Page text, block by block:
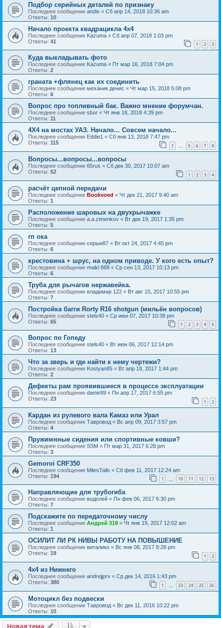
Подбор серийных деталей по признаку
Последнее сообщение andis « Сб апр 14, 2018 10:36 am
Ответы: 10
Начало проекта квадрацикла 4x4
Последнее сообщение Kazuma « Сб апр 07, 2018 1:03 pm
Ответы: 41 1 2 3
Куда выкладывать фото
Последнее сообщение Kazuma « Пт мар 16, 2018 7:04 pm
Ответы: 2
граната +флянец как их соединить
Последнее сообщение механик денис « Чт мар 15, 2018 5:08 pm
Ответы: 6
Вопрос про топливный бак. Важно мнение форумчан.
Последнее сообщение sbor « Чт янв 18, 2018 4:39 pm
Ответы: 11
4Х4 на мостах УАЗ. Начало... Совсем начало...
Последнее сообщение Eddie1 « Сб янв 13, 2018 7:47 pm
Ответы: 115 1 … 5 6 7 8
Вопросы...вопросы...вопросы
Последнее сообщение 65rus « Сб дек 30, 2017 10:07 am
Ответы: 52 1 2 3 4
расчёт цепной передачи
Последнее сообщение Bookvoed « Чт дек 21, 2017 9:40 am
Ответы: 1
Расположение шаровых на двухрычажке
Последнее сообщение a.a.zimenkov « Вт дек 19, 2017 1:35 pm
Ответы: 5
гп ока
Последнее сообщение серыи87 « Вт окт 24, 2017 4:45 pm
Ответы: 6
крестовина + шрус, на одном приводе. У кого есть опыт?
Последнее сообщение maikl 888 « Ср сен 13, 2017 10:13 pm
Ответы: 6
Труба для рычагов нержавейка.
Последнее сообщение владимир 122 « Вт авг 15, 2017 10:55 pm
Ответы: 7
Постройка багги Rorty R16 shotgun (мильён вопросов)
Последнее сообщение stels40 « Ср июн 07, 2017 10:38 pm
Ответы: 65 1 2 3 4 5
Вопрос по Гопеду
Последнее сообщение stels40 « Вт июн 06, 2017 12:14 pm
Ответы: 13
Что за зверь и где найти к нему чертежи?
Последнее сообщение Kostyan85 « Вт апр 18, 2017 1:44 pm
Ответы: 2
Дефекты рам проявившиеся в процессе эксплуатации
Последнее сообщение damir89 « Пн апр 17, 2017 6:55 pm
Ответы: 23 1 2
Кардан из рулевого вала Камаз или Урал
Последнее сообщение Тавровод « Вс апр 09, 2017 3:57 pm
Ответы: 4
Пружимнные сидения или спортивные ковши?
Последнее сообщение SSM « Пт мар 31, 2017 6:28 pm
Ответы: 3
Gemoroi CRF350
Последнее сообщение MilesTails « Сб фев 11, 2017 12:24 am
Ответы: 194 1 10 11 12 13
Направляющие для трубогиба
Последнее сообщение водолей « Пн фев 06, 2017 6:30 pm
Ответы: 7
Подскажите по передаточному числу
Последнее сообщение Андрей 318 « Чт янв 19, 2017 12:02 am
Ответы: 1
ОСИЛИТ ЛИ РК НИВЫ РАБОТУ НА ПОВЫШЕНИЕ
Последнее сообщение виталикs « Вс янв 08, 2017 8:28 pm
Ответы: 19 1 2
4х4 из Нижнего
Последнее сообщение andrejjprv « Ср дек 14, 2016 1:43 pm
Ответы: 380 1 … 23 24 25 26
Мотоцикл без подвески
Последнее сообщение Тавровод « Вс дек 11, 2016 10:22 pm
Ответы: 10
Новая тема